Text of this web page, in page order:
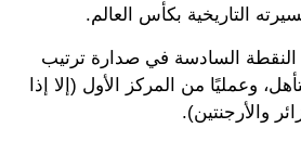
النقطة السادسة في صدارة ترتيب
وعمليًا من المركز الأول (إلا إذا
والأرجنتين).